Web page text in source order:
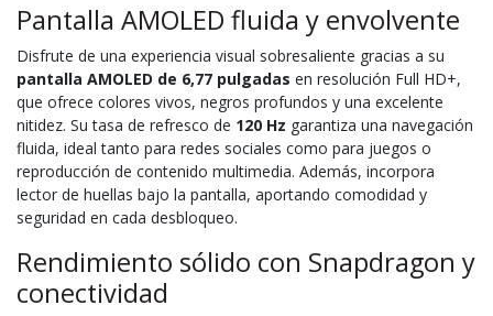
Pantalla AMOLED fluida y envolvente
Disfrute de una experiencia visual sobresaliente gracias a su
pantalla AMOLED de 6,77 pulgadas en resolución Full HD+,
que ofrece colores vivos, negros profundos y una excelente
nitidez. Su tasa de refresco de 120 Hz garantiza una navegación
fluida, ideal tanto para redes sociales como para juegos o
reproducción de contenido multimedia. Además, incorpora
lector de huellas bajo la pantalla, aportando comodidad y
seguridad en cada desbloqueo.
Rendimiento sólido con Snapdragon y
conectividad